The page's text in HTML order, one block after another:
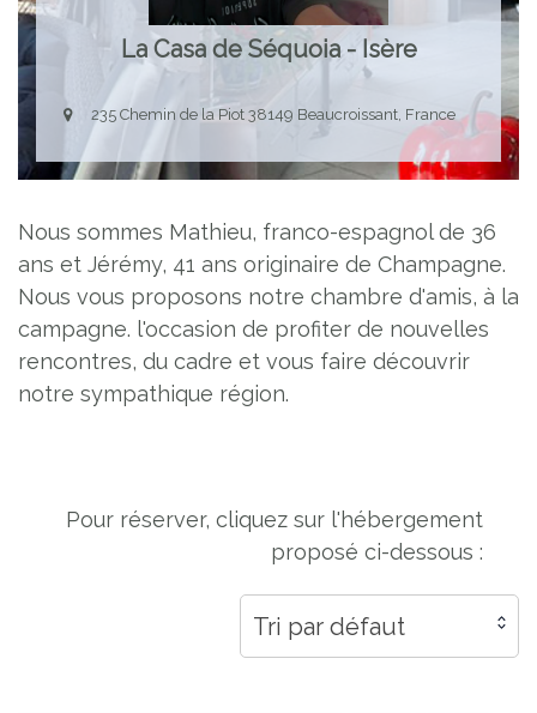
La Casa de Séquoia - Isère
235 Chemin de la Piot 38149 Beaucroissant, France
Nous sommes Mathieu, franco-espagnol de 36
ans et Jérémy, 41 ans originaire de Champagne.
Nous vous proposons notre chambre d'amis, à la
campagne. l'occasion de profiter de nouvelles
rencontres, du cadre et vous faire découvrir
notre sympathique région.
Pour réserver, cliquez sur l'hébergement
proposé ci-dessous :
Tri par défaut